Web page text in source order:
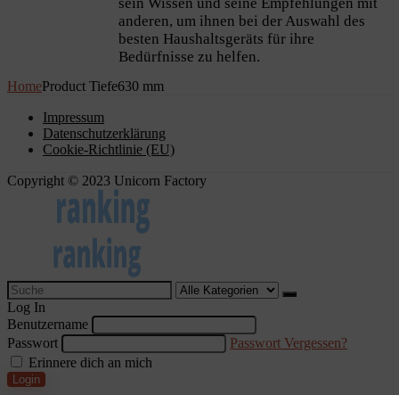
anderen, um ihnen bei der Auswahl des
besten Haushaltsgeräts für ihre
Bedürfnisse zu helfen.
HomeProduct Tiefe630 mm
Impressum
Datenschutzerklärung
Cookie-Richtlinie (EU)
Copyright © 2023 Unicorn Factory
Search
for:
Log In
Benutzername
Passwort
Passwort Vergessen?
Erinnere dich an mich
Login